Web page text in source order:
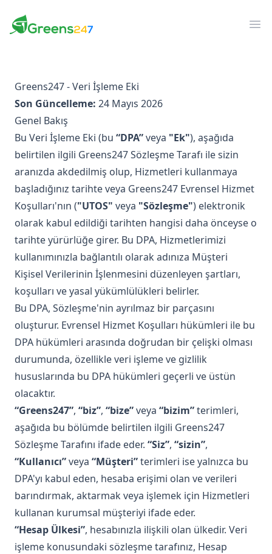
Greens247
Greens247
Greens247 - Veri İşleme Eki
Son Güncelleme: 24 Mayıs 2026
Genel Bakış
Bu Veri İşleme Eki (bu “DPA”veya "Ek"), aşağıda
belirtilen ilgili Greens247 Sözleşme Tarafı ile sizin
aranızda akdedilmiş olup, Hizmetleri kullanmaya
başladığınız tarihte veya Greens247 Evrensel Hizmet
Koşulları'nın ("UTOS" veya "Sözleşme") elektronik
olarak kabul edildiği tarihten hangisi daha önceyse o
tarihte yürürlüğe girer. Bu DPA, Hizmetlerimizi
kullanımınızla bağlantılı olarak adınıza Müşteri
Kişisel Verilerinin İşlenmesini düzenleyen şartları,
koşulları ve yasal yükümlülükleri belirler.
Bu DPA, Sözleşme'nin ayrılmaz bir parçasını
oluşturur. Evrensel Hizmet Koşulları hükümleri ile bu
DPA hükümleri arasında doğrudan bir çelişki olması
durumunda, özellikle veri işleme ve gizlilik
hususlarında bu DPA hükümleri geçerli ve üstün
olacaktır.
“Greens247”, “biz”, “bize”veya “bizim”terimleri,
aşağıda bu bölümde belirtilen ilgili Greens247
Sözleşme Tarafını ifade eder. “Siz”, “sizin”,
“Kullanıcı”veya “Müşteri”terimleri ise yalnızca bu
DPA'yı kabul eden, hesaba erişimi olan ve verileri
barındırmak, aktarmak veya işlemek için Hizmetleri
kullanan kurumsal müşteriyi ifade eder.
“Hesap Ülkesi”, hesabınızla ilişkili olan ülkedir. Veri
işleme konusundaki sözleşme tarafınız, Hesap